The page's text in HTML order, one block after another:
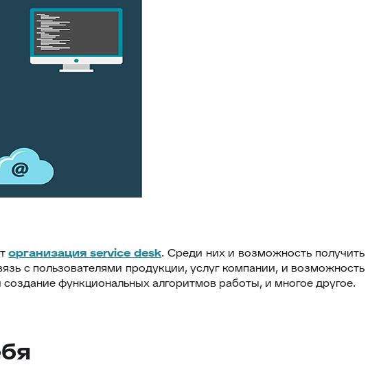
организация service desk. Среди них и возможность получить
с пользователями продукции, услуг компании, и возможность
функциональных алгоритмов работы, и многое другое.